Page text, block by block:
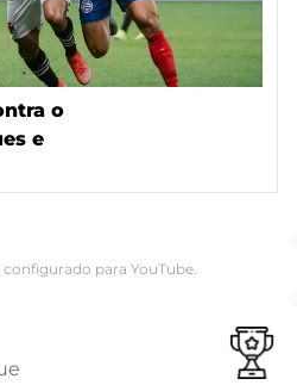
o
e
para YouTube.